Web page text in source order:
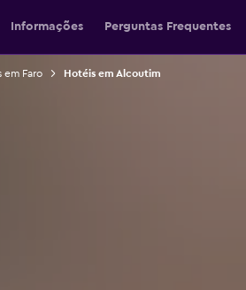
Informações Perguntas Frequentes
em Faro Hotéis em Alcoutim